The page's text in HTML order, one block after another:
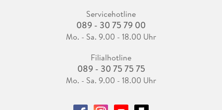
Servicehotline
089 - 30 75 79 00
Mo. - Sa. 9.00 - 18.00 Uhr
Filialhotline
089 - 30 75 75 75
Mo. - Sa. 9.00 - 18.00 Uhr